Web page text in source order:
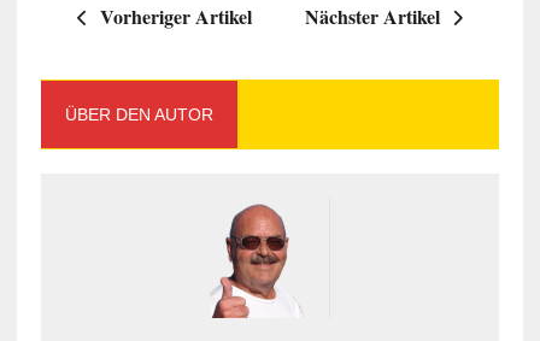
Vorheriger Artikel Nächster Artikel
ÜBER DEN AUTOR